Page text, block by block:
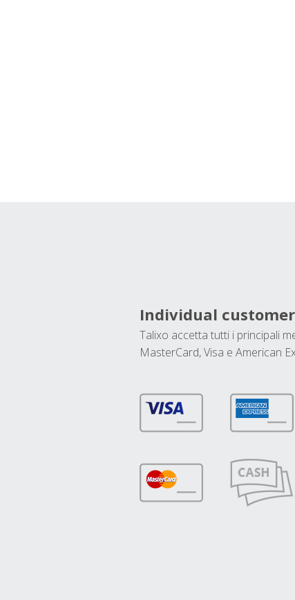
Individual
Talixo accetta tutti i principali
MasterCard, Visa e American